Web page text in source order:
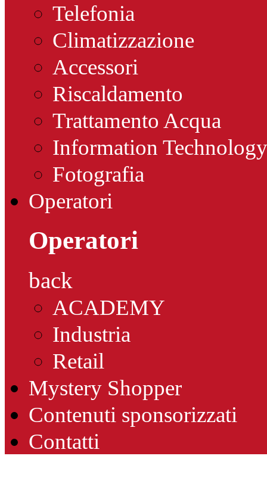
Telefonia
Climatizzazione
Accessori
Riscaldamento
Trattamento Acqua
Information Technology
Fotografia
Operatori
Operatori
back
ACADEMY
Industria
Retail
Mystery Shopper
Contenuti sponsorizzati
Contatti